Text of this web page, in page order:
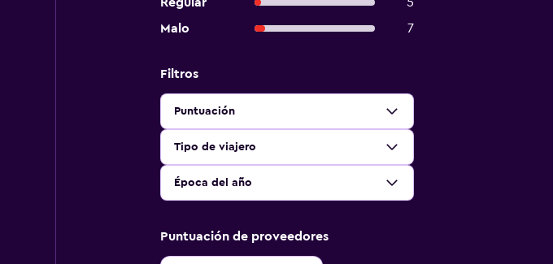
Malo
7
Filtros
Puntuación
Tipo de viajero
Época del año
Puntuación de proveedores